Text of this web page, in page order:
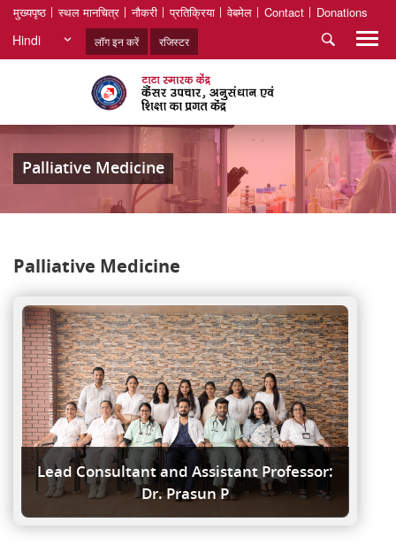
मुख्यपृष्ठ स्थल मानचित्र नौकरी प्रतिक्रिया वेबमेल Contact Donations
Hindi लॉग इन करें रजिस्टर
Palliative Medicine
Palliative Medicine
Lead Consultant and Assistant Professor:
Dr. Prasun P